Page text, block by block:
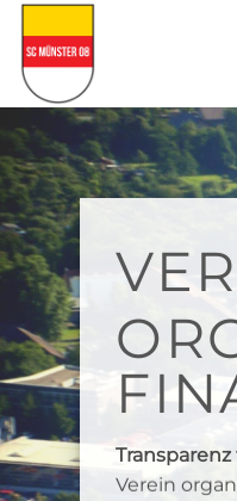
Zum
Inhalt
springen
Verein